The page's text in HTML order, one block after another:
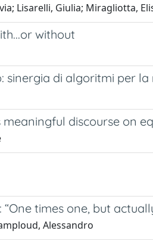
Lisarelli, Giulia; Miragliotta,
without
di algoritmi per
discourse on
times one, but
Alessandro